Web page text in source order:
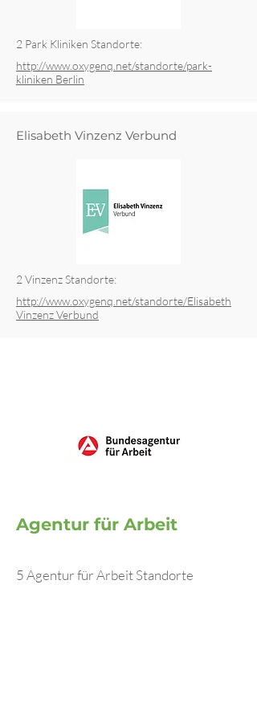
2 Park Kliniken Standorte:
http://www.oxygenq.net/standorte/park-
kliniken Berlin
Elisabeth Vinzenz Verbund
2 Vinzenz Standorte:
http://www.oxygenq.net/standorte/Elisabeth
Vinzenz Verbund
Agentur für Arbeit
5 Agentur für Arbeit Standorte